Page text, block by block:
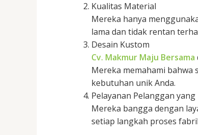
Kualitas Material
Mereka hanya
lama dan tidak rentan
Desain Kustom
Cv. Makmur Maju Bersama
Mereka memahami
kebutuhan unik Anda.
Pelayanan Pelanggan
Mereka bangga dengan
setiap langkah proses